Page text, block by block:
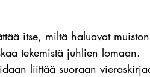
itse, miltä haluavat
tekemistä juhlien lomaan.
liittää suoraan